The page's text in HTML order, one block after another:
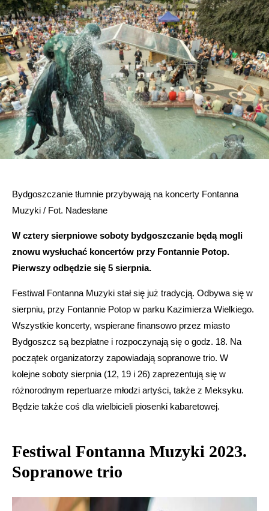
Bydgoszczanie tłumnie przybywają na koncerty Fontanna
Muzyki / Fot. Nadesłane
W cztery sierpniowe soboty bydgoszczanie będą mogli
znowu wysłuchać koncertów przy Fontannie Potop.
Pierwszy odbędzie się 5 sierpnia.
Festiwal Fontanna Muzyki stał się już tradycją. Odbywa się w
sierpniu, przy Fontannie Potop w parku Kazimierza Wielkiego.
Wszystkie koncerty, wspierane finansowo przez miasto
Bydgoszcz są bezpłatne i rozpoczynają się o godz. 18. Na
początek organizatorzy zapowiadają sopranowe trio. W
kolejne soboty sierpnia (12, 19 i 26) zaprezentują się w
różnorodnym repertuarze młodzi artyści, także z Meksyku.
Będzie także coś dla wielbicieli piosenki kabaretowej.
Festiwal Fontanna Muzyki 2023.
Sopranowe trio